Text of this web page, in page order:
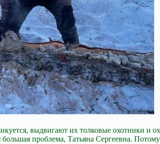
выдвигают их толковые охотники и
проблема, Татьяна Сергеевна.